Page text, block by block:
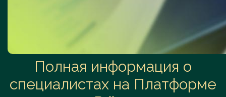
Полная информация о
специалистах на Платформе